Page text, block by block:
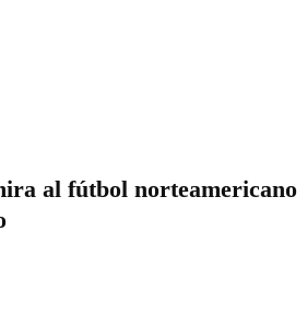
al fútbol norteamericano